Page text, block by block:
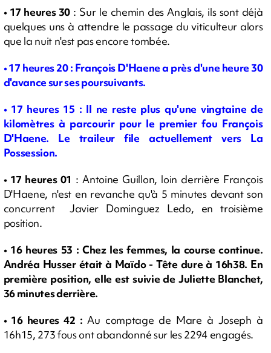
• 17 heures 30 : Sur le chemin des Anglais, ils sont déjà
quelques uns à attendre le passage du viticulteur alors
que la nuit n'est pas encore tombée.
•17 heures 20 : François D'Haene a près d'une heure 30
d'avance sur ses poursuivants.
• 17 heures 15 : Il ne reste plus qu'une vingtaine de
kilomètres à parcourir pour le premier fou François
D'Haene. Le traileur file actuellement vers La
Possession.
• 17 heures 01 : Antoine Guillon, loin derrière François
D'Haene, n'est en revanche qu'à 5 minutes devant son
concurrent Javier Dominguez Ledo, en troisième
position.
• 16 heures 53 : Chez les femmes, la course continue.
Andréa Husser était à Maïdo - Tête dure à 16h38. En
première position, elle est suivie de Juliette Blanchet,
36 minutes derrière.
• 16 heures 42 : Au comptage de Mare à Joseph à
16h15, 273 fous ont abandonné sur les 2294 engagés.